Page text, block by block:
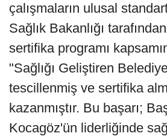
çalışmaların ulusal
Sağlık Bakanlığı
sertifika programı
"Sağlığı Geliştiren
tescillenmiş ve sertifika
kazanmıştır. Bu başarı;
Kocagöz'ün liderliğinde